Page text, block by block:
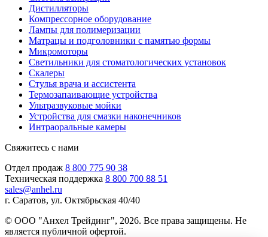
Дистилляторы
Компрессорное оборудование
Лампы для полимеризации
Матрацы и подголовники с памятью формы
Микромоторы
Светильники для стоматологических установок
Скалеры
Стулья врача и ассистента
Термозапаивающие устройства
Ультразвуковые мойки
Устройства для смазки наконечников
Интраоральные камеры
Свяжитесь с нами
Отдел продаж 8 800 775 90 38
Техническая поддержка 8 800 700 88 51
sales@anhel.ru
г. Саратов, ул. Октябрьская 40/40
© ООО "Анхел Трейдинг", 2026. Все права защищены. Не
является публичной офертой.